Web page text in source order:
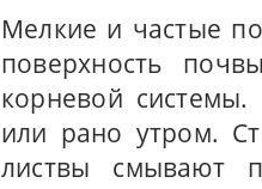
Мелкие и частые
поверхность
корневой
или рано утром.
листвы смывают